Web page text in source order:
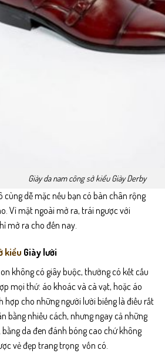
Giày da nam công sở kiểu Giày Derby
cùng dễ mặc nếu bạn có bàn chân rộng
Vì mặt ngoài mở ra, trái ngược với
mở ra cho đến nay.
kiểu Giày lười
không có giây buộc, thường có kết cấu
mọi thứ: áo khoác và cà vạt, hoặc áo
hợp cho những người lười biếng là điều rất
bằng nhiều cách, nhưng ngay cả những
da đen đánh bóng cao chứ không
vẻ đẹp trang trọng vốn có.